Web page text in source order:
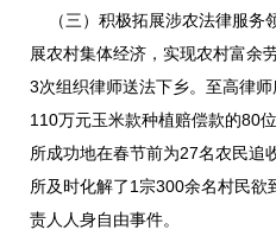
（三）积极拓展涉农法律服务
展农村集体经济，实现农村富余
3次组织律师送法下乡。至高律
110万元玉米款种植赔偿款的80
所成功地在春节前为27名农民追
所及时化解了1宗300余名村民欲
责人人身自由事件。